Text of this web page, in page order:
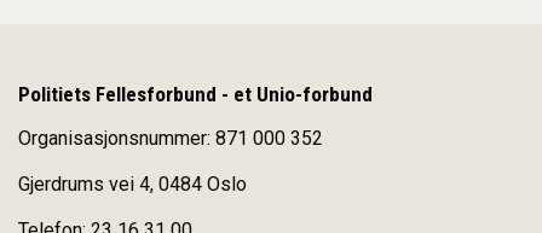
Politiets Fellesforbund - et Unio-forbund
Organisasjonsnummer: 871 000 352
Gjerdrums vei 4, 0484 Oslo